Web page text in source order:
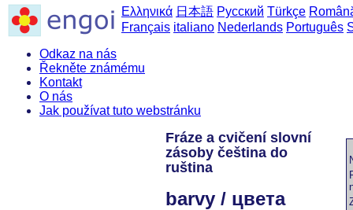
Ελληνικά 日本語 Русский Türkçe
Français italiano Nederlands Português
Odkaz na nás
Řekněte známému
Kontakt
O nás
Jak používat tuto webstránku
Fráze a cvičení slovní
zásoby čeština do
ruština
barvy / цвета